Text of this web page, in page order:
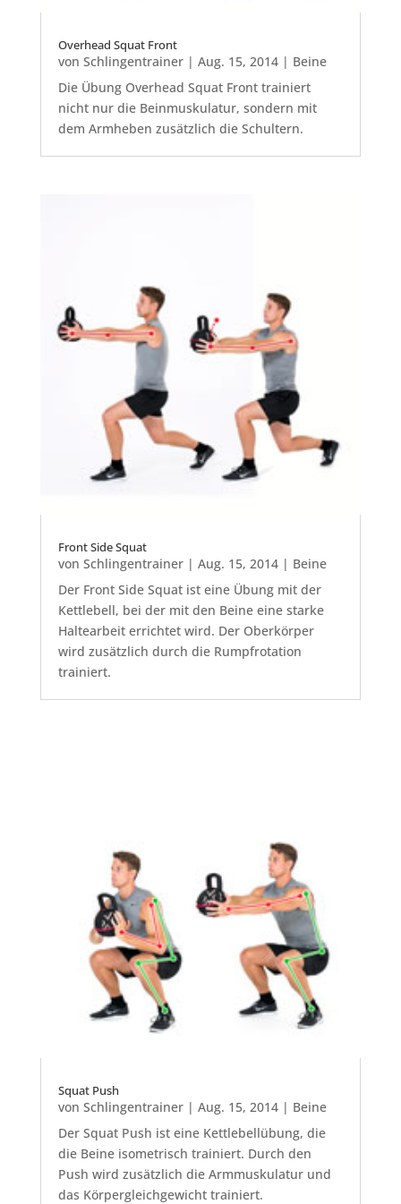
Overhead Squat Front
von Schlingentrainer| Aug. 15, 2014| Beine
Die Übung Overhead Squat Front trainiert
nicht nur die Beinmuskulatur, sondern mit
dem Armheben zusätzlich die Schultern.
Front Side Squat
von Schlingentrainer| Aug. 15, 2014| Beine
Der Front Side Squat ist eine Übung mit der
Kettlebell, bei der mit den Beine eine starke
Haltearbeit errichtet wird. Der Oberkörper
wird zusätzlich durch die Rumpfrotation
trainiert.
Squat Push
von Schlingentrainer| Aug. 15, 2014| Beine
Der Squat Push ist eine Kettlebellübung, die
die Beine isometrisch trainiert. Durch den
Push wird zusätzlich die Armmuskulatur und
das Körpergleichgewicht trainiert.